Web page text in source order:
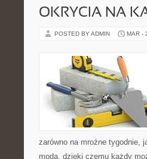
OKRYCIA NA
POSTED BY ADMIN MAR -
zarówno na mroźne tygodnie,
modą, dzięki czemu każdy